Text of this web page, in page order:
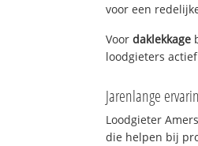
voor een
Voordaklekkage
loodgieters
Jarenlange
Loodgieter
die helpen bij